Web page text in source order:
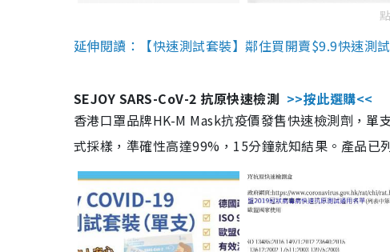
延伸閱讀：【快速測試套裝】鄰住買開賣$9.9快速測
SEJOY SARS-CoV-2 抗原快速檢測 >>按此選購<<
香港口罩品牌HK-M Mask抗疫價發售快速檢測劑，
式採樣，準確性高達99%，15分鐘就知結果。產品已